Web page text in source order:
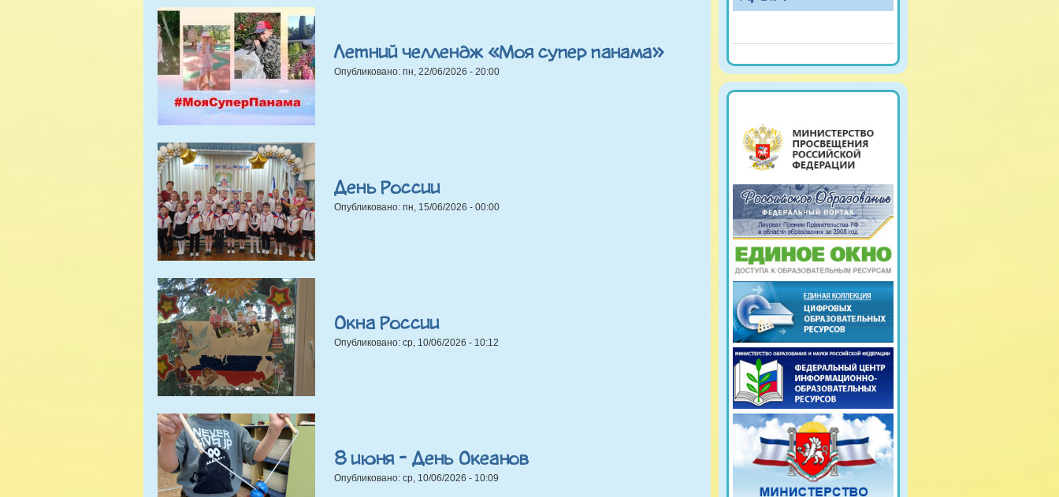
Летний челлендж «Моя супер панама»
Опубликовано: пн, 22/06/2026 - 20:00
День России
Опубликовано: пн, 15/06/2026 - 00:00
Окна России
Опубликовано: ср, 10/06/2026 - 10:12
8 июня - День Океанов
Опубликовано: ср, 10/06/2026 - 10:09